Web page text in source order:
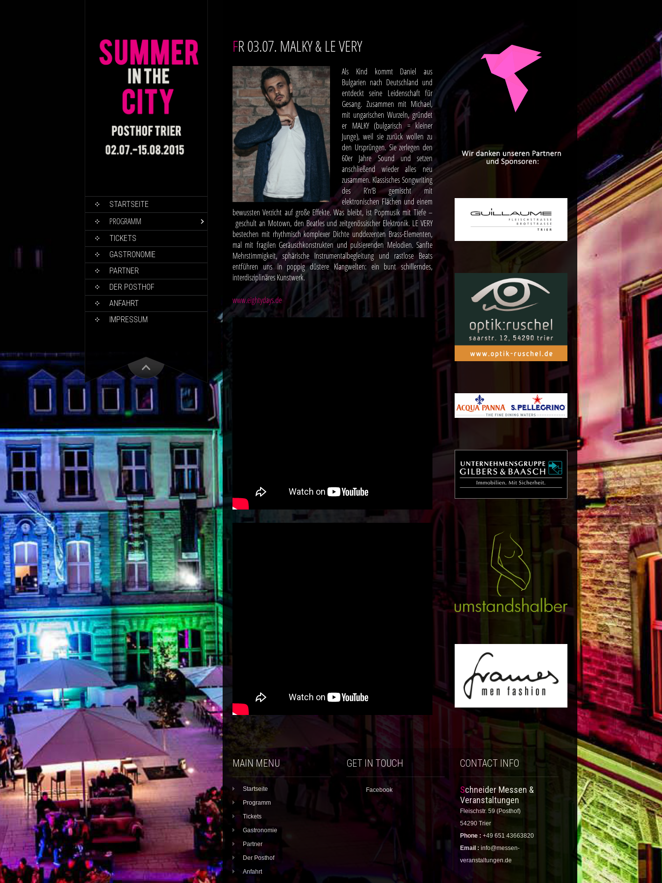
SKIP TO CONTENT
STARTSEITE
PROGRAMM
TICKETS
GASTRONOMIE
PARTNER
DER POSTHOF
ANFAHRT
IMPRESSUM
FR 03.07. MALKY & LE VERY
Als Kind kommt Daniel aus
Bulgarien nach Deutschland und
entdeckt seine Leidenschaft für
Gesang. Zusammen mit Michael,
mit ungarischen Wurzeln, gründet
er MALKY (bulgarisch = kleiner
Junge), weil sie zurück wollen zu
den Ursprüngen. Sie zerlegen den
60er Jahre Sound und setzen
anschließend wieder alles neu
zusammen. Klassisches Songwriting
des R’n‘B gemischt mit
elektronischen Flächen und einem
bewussten Verzicht auf große Effekte. Was bleibt, ist Popmusik mit Tiefe –
geschult an Motown, den Beatles und zeitgenössischer Elektronik. LE VERY
bestechen mit rhythmisch komplexer Dichte unddezenten Brass-Elementen,
mal mit fragilen Geräuschkonstrukten und pulsierenden Melodien. Sanfte
Mehrstimmigkeit, sphärische Instrumentalbegleitung und rastlose Beats
entführen uns in poppig düstere Klangwelten: ein bunt schillerndes,
interdisziplinäres Kunstwerk.
www.eightydays.de
MAIN MENU
Startseite
Programm
Tickets
Gastronomie
Partner
Der Posthof
Anfahrt
GET IN TOUCH
Facebook
CONTACT INFO
Schneider Messen &
Veranstaltungen
Fleischstr. 59 (Posthof)
54290 Trier
Phone : +49 651 43663820
Email : info@messen-
veranstaltungen.de